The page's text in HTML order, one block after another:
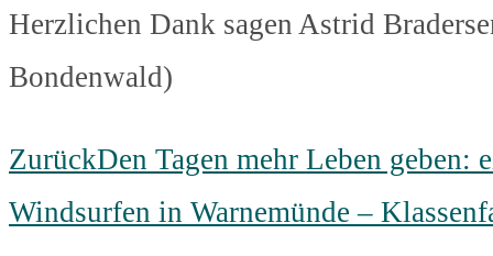
Herzlichen Dank sagen Astrid
Bondenwald)
ZurückDen Tagen mehr Leben geben:
Windsurfen in Warnemünde –